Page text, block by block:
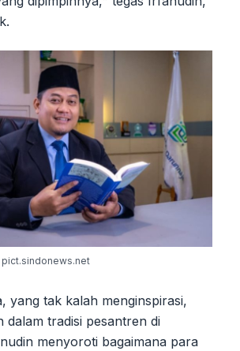
pict.sindonews.net
yang tak kalah menginspirasi,
dalam tradisi pesantren di
menyoroti bagaimana para